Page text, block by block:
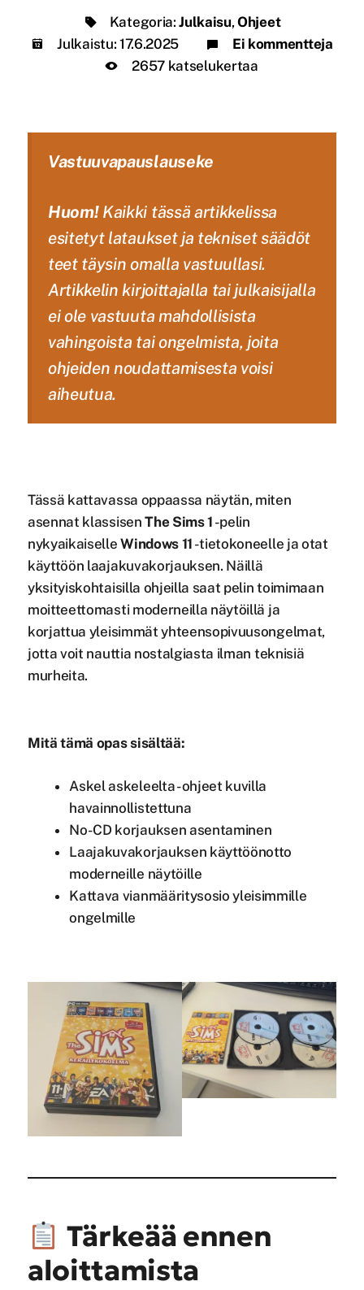
Kategoria: Julkaisu,Ohjeet
Julkaistu: 17.6.2025
Ei kommentteja
2657 katselukertaa
Vastuuvapauslauseke
Huom!Kaikki tässä artikkelissa
esitetyt lataukset ja tekniset säädöt
teet täysin omalla vastuullasi.
Artikkelin kirjoittajalla tai julkaisijalla
ei ole vastuuta mahdollisista
vahingoista tai ongelmista, joita
ohjeiden noudattamisesta voisi
aiheutua.
Tässä kattavassa oppaassa näytän, miten
asennat klassisenThe Sims 1 -pelin
nykyaikaiselleWindows 11 -tietokoneelle ja otat
käyttöön laajakuvakorjauksen. Näillä
yksityiskohtaisilla ohjeilla saat pelin toimimaan
moitteettomasti moderneilla näytöillä ja
korjattua yleisimmät yhteensopivuusongelmat,
jotta voit nauttia nostalgiasta ilman teknisiä
murheita.
Mitä tämä opas sisältää:
Askel askeleelta -ohjeet kuvilla
havainnollistettuna
No-CD korjauksen asentaminen
Laajakuvakorjauksen käyttöönotto
moderneille näytöille
Kattava vianmääritysosio yleisimmille
ongelmille
Tärkeää ennen
aloittamista